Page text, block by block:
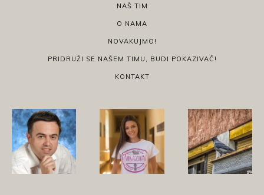
NAŠ TIM
O NAMA
NOVAKUJMO!
PRIDRUŽI SE NAŠEM TIMU, BUDI POKAZIVAČ!
KONTAKT